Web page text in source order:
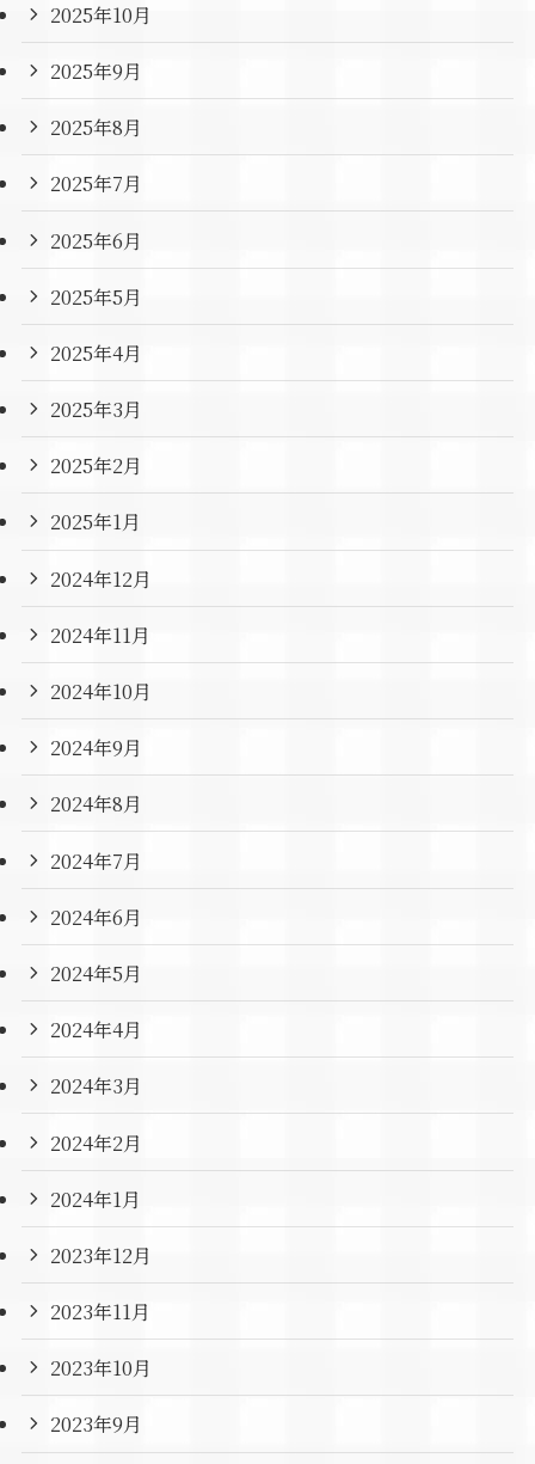
2025年10月
2025年9月
2025年8月
2025年7月
2025年6月
2025年5月
2025年4月
2025年3月
2025年2月
2025年1月
2024年12月
2024年11月
2024年10月
2024年9月
2024年8月
2024年7月
2024年6月
2024年5月
2024年4月
2024年3月
2024年2月
2024年1月
2023年12月
2023年11月
2023年10月
2023年9月